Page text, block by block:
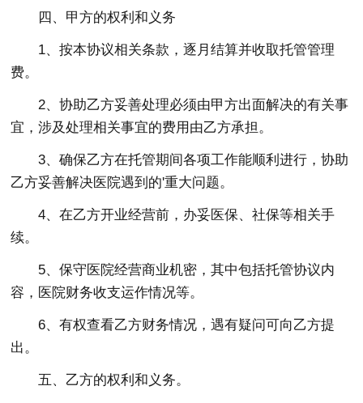
四、甲方的权利和义务
1、按本协议相关条款，逐月结算并收取托管管理
费。
2、协助乙方妥善处理必须由甲方出面解决的有关事
宜，涉及处理相关事宜的费用由乙方承担。
3、确保乙方在托管期间各项工作能顺利进行，协助
乙方妥善解决医院遇到的'重大问题。
4、在乙方开业经营前，办妥医保、社保等相关手
续。
5、保守医院经营商业机密，其中包括托管协议内
容，医院财务收支运作情况等。
6、有权查看乙方财务情况，遇有疑问可向乙方提
出。
五、乙方的权利和义务。